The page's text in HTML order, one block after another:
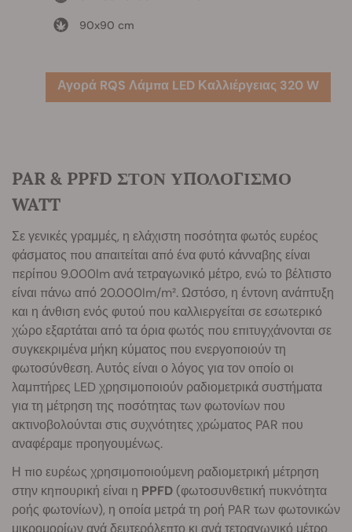
90x90 cm
Αγορά RQS Λάμπα LED Καλλιέργειας 320 W
PAR & PPFD ΣΤΟΝ ΥΠΟΛΟΓΙΣΜΟ
WATT
Σε γενικές γραμμές, η ελάχιστη ποσότητα φωτός ευρέος
φάσματος που απαιτείται από ένα φυτό κάνναβης είναι
περίπου 9.000lm ανά τετραγωνικό μέτρο, ενώ το βέλτιστο
είναι πάνω από 20.000lm/m². Ωστόσο, η έντονη ανάπτυξη
και η άνθιση ενός φυτού που καλλιεργείται σε εσωτερικό
χώρο εξαρτάται από τα όρια φωτός που επιτυγχάνονται σε
συγκεκριμένα μήκη κύματος που ενεργοποιούν τη
φωτοσύνθεση. Αυτός είναι ο λόγος για τον οποίο οι
λαμπτήρες LED χρησιμοποιούν ραδιομετρικά συστήματα
για τη μέτρηση της ποσότητας των φωτονίων που
ακτινοβολούνται στις συχνότητες χρώματος PAR που
αναφέραμε προηγουμένως.
Η πιο ευρέως χρησιμοποιούμενη ραδιομετρική μέτρηση
στην κηπουρική είναι η PPFD (φωτοσυνθετική πυκνότητα
ροής φωτονίων), η οποία μετρά τη ροή PAR των φωτονικών
μικρομορίων ανά δευτερόλεπτο κι ανά τετραγωνικό μέτρο